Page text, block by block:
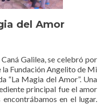
del Amor
Galilea, se celebró por
la Fundación Angelito de Mi
“La Magia del Amor”. Una
principal fue el amor
en el lugar.